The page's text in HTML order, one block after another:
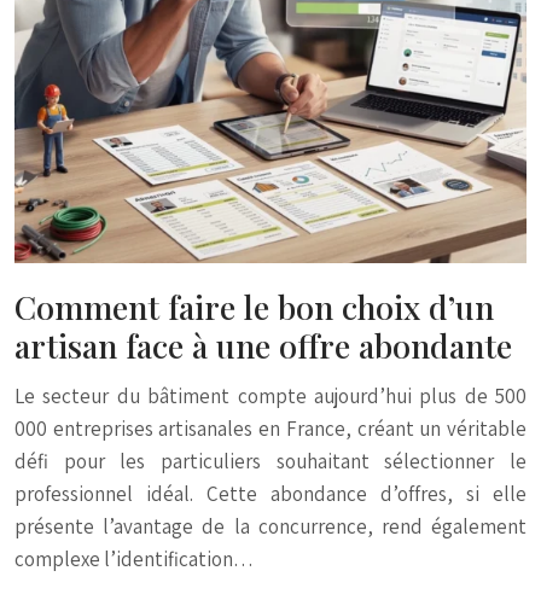
Comment faire le bon choix d’un
artisan face à une offre abondante
Le secteur du bâtiment compte aujourd’hui plus de 500
000 entreprises artisanales en France, créant un véritable
défi pour les particuliers souhaitant sélectionner le
professionnel idéal. Cette abondance d’offres, si elle
présente l’avantage de la concurrence, rend également
complexe l’identification…